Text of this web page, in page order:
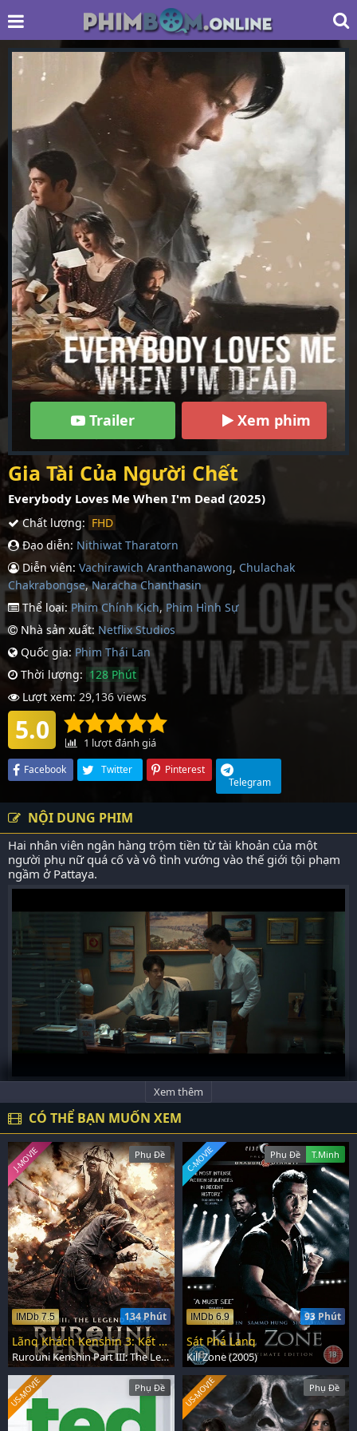
Trailer Xem phim
Gia Tài Của Người Chết
Everybody Loves Me When I'm Dead (2025)
Chất lượng: FHD
Đạo diễn: Nithiwat Tharatorn
Diễn viên: Vachirawich Aranthanawong, Chulachak
Chakrabongse,Naracha Chanthasin
Thể loại: Phim Chính Kịch, Phim Hình Sự
Nhà sản xuất: Netflix Studios
Quốc gia: Phim Thái Lan
Thời lượng: 128 Phút
Lượt xem: 29,136 views
5.0 1 lượt đánh giá
Facebook Twitter
Pinterest
Telegram
NỘI DUNG PHIM
Hai nhân viên ngân hàng trộm tiền từ tài khoản của một
người phụ nữ quá cố và vô tình vướng vào thế giới tội phạm
ngầm ở Pattaya.
Xem thêm
CÓ THỂ BẠN MUỐN XEM
Phụ Đề
134 Phút
IMDb 7.5
J-MOVIE
Lãng Khách Kenshin 3: Kết Thúc Một Huyền Thoại
Rurouni Kenshin Part III: The Legend Ends (2014)
Phụ Đề T.Minh
93 Phút
IMDb 6.9
C-MOVIE
Sát Phá Lang
Kill Zone (2005)
Phụ Đề
US-MOVIE Phụ Đề
US-MOVIE